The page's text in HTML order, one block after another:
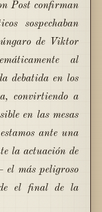
Post confirman
sospechaban
de Viktor
al
debatida en los
convirtiendo a
en las mesas
ante una
la actuación de
el más peligroso
el final de la